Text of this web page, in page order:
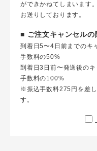
ができかねてしまいます
お送りしております。
■ ご注文キャンセル
到着日5〜4日前までのキ
手数料の50%
到着日3日前〜発送後の
手数料の100%
※振込手数料275円を差
す。